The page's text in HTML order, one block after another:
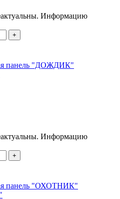
Информацию
+
Информацию
+